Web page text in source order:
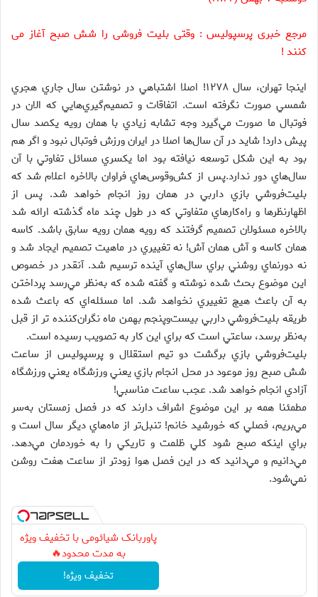
مرجع خبری پرسپولیس : وقتی بلیت فروشی را شش صبح آغاز می
کنند !
اينجا تهران، سال ۱۲۷۸! اصلا اشتباهي در نوشتن سال جاري هجري
شمسي صورت نگرفته است. اتفاقات و تصميم‌گيري‌هايي كه الان در
فوتبال ما صورت مي‌‌گيرد وجه تشابه زيادي با همان رويه يكصد سال
پيش دارد! شايد در آن سال‌ها اصلا در ايران ورزش فوتبال نبود و اگر هم
بود به اين شكل توسعه نيافته بود اما يكسري مسائل تفاوتي با آن
سال‌هاي دور ندارد.پس از كش‌و‌قوس‌هاي فراوان بالاخره اعلام شد كه
بليت‌فروشي بازي داربي در همان روز انجام خواهد شد. پس از
اظهارنظرها و راه‌كارهاي متفاوتي كه در طول چند ماه گذشته ارائه شد
بالاخره مسئولان تصميم گرفتند كه رويه‌ همان رويه سابق باشد. كاسه
همان كاسه و آش همان آش! نه تغييري در ماهيت تصميم ايجاد شد و
نه دورنماي روشني براي سال‌هاي آينده ترسيم شد. آنقدر در خصوص
اين موضوع بحث شده نوشته و گفته شده كه به‌نظر‌ مي‌رسد پرداختن
به آن باعث هيچ تغييري نخواهد شد. اما مسئله‌اي كه باعث شده
طريقه بليت‌فروشي داربي بيست‌و‌پنجم بهمن ماه نگران‌كننده تر از قبل
به‌نظر‌ برسد، ساعتي است كه براي اين كار به تصويب رسيده است.
بليت‌فروشي بازي برگشت دو تيم استقلال و پرسپوليس از ساعت
شش صبح روز موعود در محل انجام بازي يعني ورزشگاه يعني ورزشگاه
آزادي انجام خواهد شد. عجب ساعت مناسبي!
مطمئنا همه بر اين موضوع اشراف دارند كه در فصل زمستان به‌سر
مي‌بريم، فصلي كه خورشيد خانم! تنبل‌تر از ماه‌هاي ديگر سال است و
براي اينكه صبح شود كلي ظلمت و تاريكي را به خوردمان مي‌دهد.
مي‌دانيم و مي‌دانيد كه در اين فصل هوا زودتر از ساعت هفت روشن
نمي‌شود.
پاوربانک شیائومی با تخفیف ویژه
به مدت محدود🔥
تخفیف ویژه!